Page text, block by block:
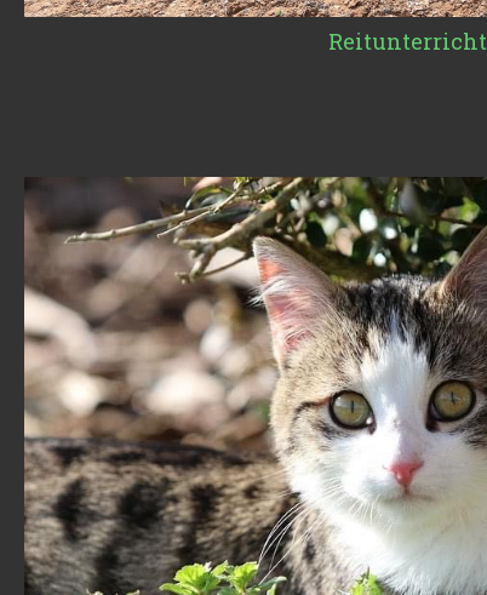
Reitunterricht